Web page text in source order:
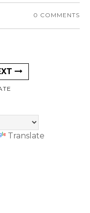
0 COMMENTS
Translate